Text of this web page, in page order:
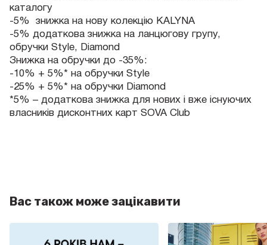
каталогу
-5% знижка на нову колекцію KALYNA
-5% додаткова знижка на ланцюгову групу,
обручки Style, Diamond
Знижка на обручки до -35%:
-10% + 5%* на обручки Style
-25% + 5%* на обручки Diamond
*5% – додаткова знижка для нових і вже існуючих
власників дисконтних карт SOVA Club
Вас також може зацікавити